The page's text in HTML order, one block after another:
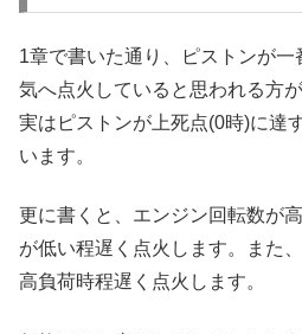
1章で書いた通り、ピストンが
気へ点火していると思われる方
実はピストンが上死点(0時)に達
います。
更に書くと、エンジン回転数が
が低い程遅く点火します。また
高負荷時程遅く点火します。